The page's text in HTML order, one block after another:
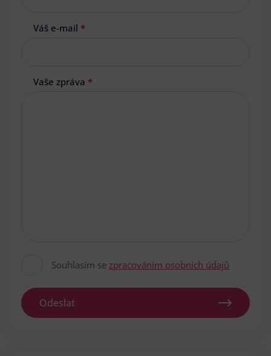
Váš e-mail *
Vaše zpráva *
Souhlasím se zpracováním osobních údajů
Odeslat